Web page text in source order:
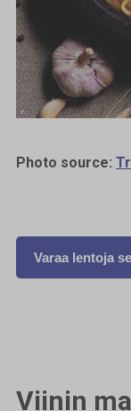
Photo source:
Varaa lentoja
Viinin